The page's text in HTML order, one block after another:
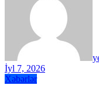
İyl 7, 2026
Xəbərlər